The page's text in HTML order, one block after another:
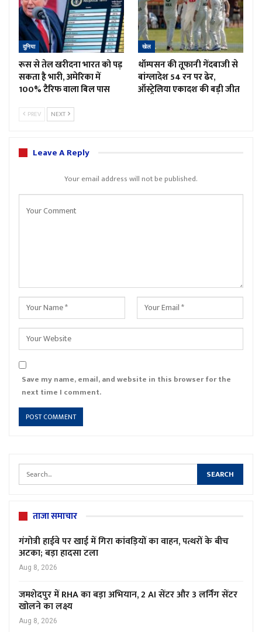
दुनिया
रूस से तेल खरीदना भारत को पड़
सकता है भारी, अमेरिका में
100% टैरिफ वाला बिल पास
खेल
थॉम्पसन की तूफानी गेंदबाजी से
बांग्लादेश 54 रन पर ढेर,
ऑस्ट्रेलिया एकादश की बड़ी जीत
PREV NEXT
Leave A Reply
Your email address will not be published.
Save my name, email, and website in this browser for the
next time I comment.
ताजा समाचार
गंगोत्री हाईवे पर खाई में गिरा कांवड़ियों का वाहन, पत्थरों के बीच
अटका; बड़ा हादसा टला
Aug 8, 2026
जमशेदपुर में RHA का बड़ा अभियान, 2 AI सेंटर और 3 लर्निंग सेंटर
खोलने का लक्ष्य
Aug 8, 2026